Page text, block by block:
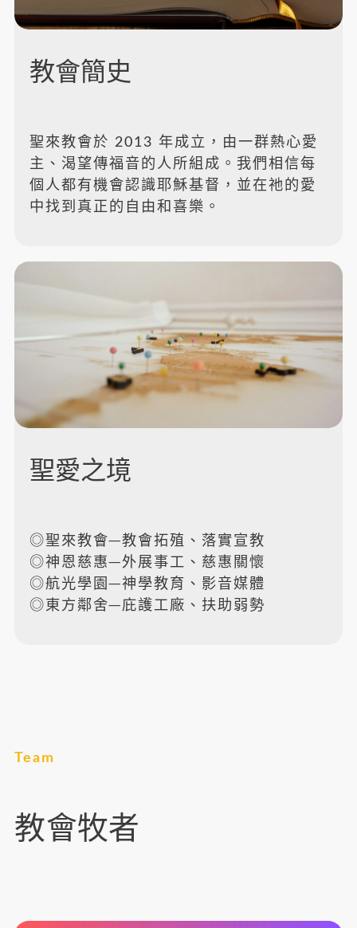
教會簡史
聖來教會於 2013 年成立，由一群熱心愛
主、渴望傳福音的人所組成。我們相信每
個人都有機會認識耶穌基督，並在祂的愛
中找到真正的自由和喜樂。
聖愛之境
◎聖來教會─教會拓殖、落實宣教
◎神恩慈惠─外展事工、慈惠關懷
◎航光學園─神學教育、影音媒體
◎東方鄰舍─庇護工廠、扶助弱勢
Team
教會牧者